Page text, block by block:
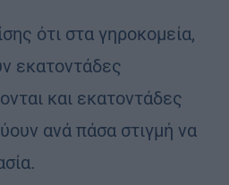
ότι στα γηροκομεία,
εκατοντάδες
και εκατοντάδες
ανά πάσα στιγμή να